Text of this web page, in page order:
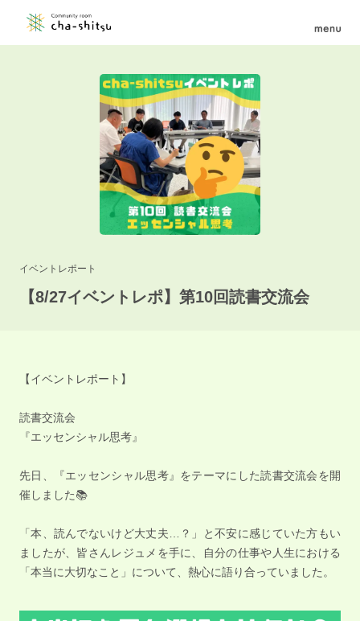
イベントレポート
【8/27イベントレポ】第10回読書交流会
【イベントレポート】
読書交流会
『エッセンシャル思考』
先日、『エッセンシャル思考』をテーマにした読書交流会を開
催しました📚
「本、読んでないけど大丈夫…？」と不安に感じていた方もい
ましたが、皆さんレジュメを手に、自分の仕事や人生における
「本当に大切なこと」について、熱心に語り合っていました。